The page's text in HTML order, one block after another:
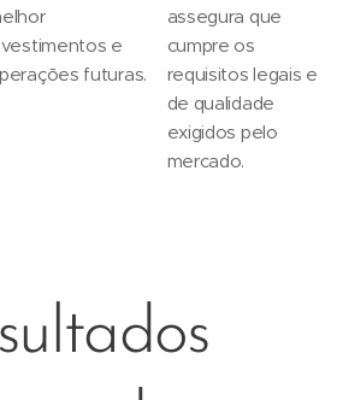
e
futuras.
assegura que
cumpre os
requisitos legais e
de qualidade
exigidos pelo
mercado.